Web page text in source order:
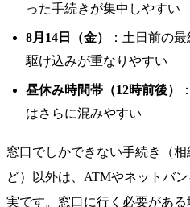
った手続きが集中しやすい
8月14日（金）
：土日前の
駆け込みが重なりやすい
昼休み時間帯（12時前後）
はさらに混みやすい
窓口でしかできない手続き（
ど）以外は、ATMやネットバ
実です。窓口に行く必要があ